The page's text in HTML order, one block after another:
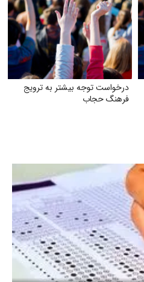
درخواست توجه بیشتر به ترویج
فرهنگ حجاب